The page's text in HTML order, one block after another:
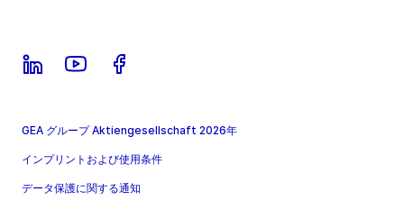
GEA グループ Aktiengesellschaft 2026年
インプリントおよび使用条件
データ保護に関する通知